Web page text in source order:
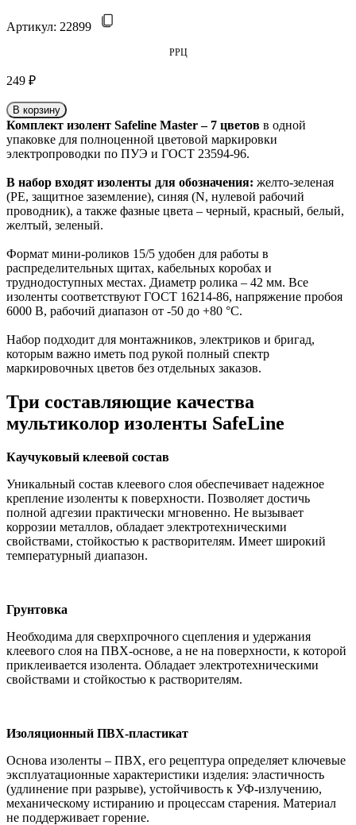
Артикул: 22899
РРЦ
249 ₽
В корзину
Комплект изолент Safeline Master – 7 цветов в одной
упаковке для полноценной цветовой маркировки
электропроводки по ПУЭ и ГОСТ 23594-96.
В набор входят изоленты для обозначения: желто-зеленая
(PE, защитное заземление), синяя (N, нулевой рабочий
проводник), а также фазные цвета – черный, красный, белый,
желтый, зеленый.
Формат мини-роликов 15/5 удобен для работы в
распределительных щитах, кабельных коробах и
труднодоступных местах. Диаметр ролика – 42 мм. Все
изоленты соответствуют ГОСТ 16214-86, напряжение пробоя
6000 В, рабочий диапазон от -50 до +80 °C.
Набор подходит для монтажников, электриков и бригад,
которым важно иметь под рукой полный спектр
маркировочных цветов без отдельных заказов.
Три составляющие качества
мультиколор изоленты SafeLine
Каучуковый клеевой состав
Уникальный состав клеевого слоя обеспечивает надежное
крепление изоленты к поверхности. Позволяет достичь
полной адгезии практически мгновенно. Не вызывает
коррозии металлов, обладает электротехническими
свойствами, стойкостью к растворителям. Имеет широкий
температурный диапазон.
Грунтовка
Необходима для сверхпрочного сцепления и удержания
клеевого слоя на ПВХ-основе, а не на поверхности, к которой
приклеивается изолента. Обладает электротехническими
свойствами и стойкостью к растворителям.
Изоляционный ПВХ-пластикат
Основа изоленты – ПВХ, его рецептура определяет ключевые
эксплуатационные характеристики изделия: эластичность
(удлинение при разрыве), устойчивость к УФ-излучению,
механическому истиранию и процессам старения. Материал
не поддерживает горение.